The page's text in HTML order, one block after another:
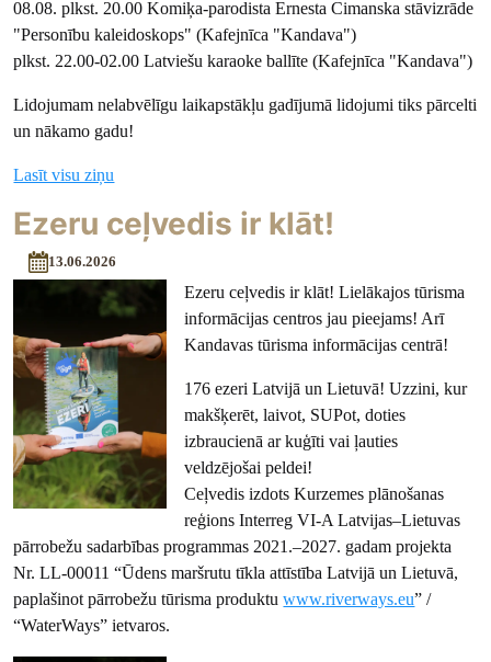
08.08. plkst. 20.00 Komiķa-parodista Ernesta Cimanska stāvizrāde
"Personību kaleidoskops" (Kafejnīca "Kandava")
plkst. 22.00-02.00 Latviešu karaoke ballīte (Kafejnīca "Kandava")
Lidojumam nelabvēlīgu laikapstākļu gadījumā lidojumi tiks pārcelti
un nākamo gadu!
Lasīt visu ziņu
Ezeru ceļvedis ir klāt!
13.06.2026
Ezeru ceļvedis ir klāt! Lielākajos tūrisma
informācijas centros jau pieejams! Arī
Kandavas tūrisma informācijas centrā!
176 ezeri Latvijā un Lietuvā! Uzzini, kur
makšķerēt, laivot, SUPot, doties
izbraucienā ar kuģīti vai ļauties
veldzējošai peldei!
Ceļvedis izdots Kurzemes plānošanas
reģions Interreg VI-A Latvijas–Lietuvas
pārrobežu sadarbības programmas 2021.–2027. gadam projekta
Nr. LL-00011 “Ūdens maršrutu tīkla attīstība Latvijā un Lietuvā,
paplašinot pārrobežu tūrisma produktuwww.riverways.eu” /
“WaterWays” ietvaros.